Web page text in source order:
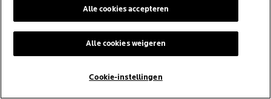
behandelingen tegen
kanker.
Cookie-instellingen
Alle cookies weigeren
Alle cookies accepteren